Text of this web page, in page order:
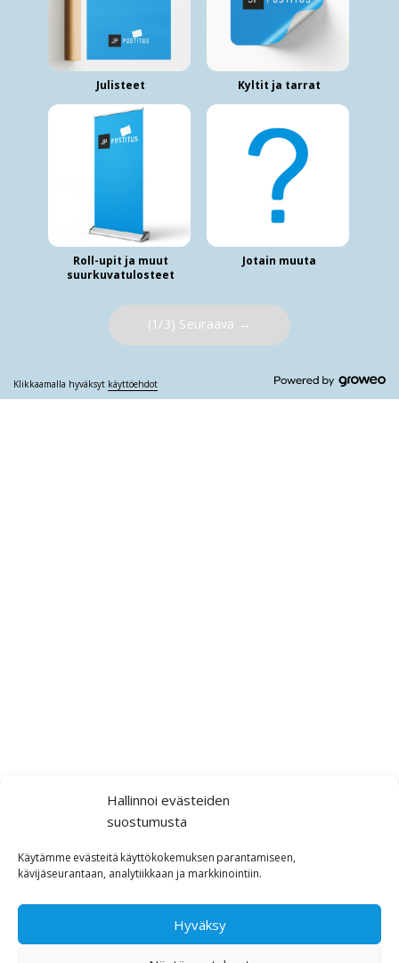
Hallinnoi evästeiden
suostumusta
Käytämme evästeitä käyttökokemuksen parantamiseen,
kävijäseurantaan, analytiikkaan ja markkinointiin.
Hyväksy